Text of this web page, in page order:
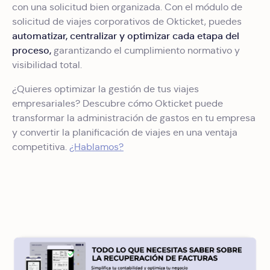
web, quienes pueden combinarla con otra información
que les haya proporcionado o que hayan recopilado a
partir del uso que haya hecho de sus servicios.
con una solicitud bien organizada. Con el módulo de
solicitud de viajes corporativos de Okticket, puedes
automatizar, centralizar y optimizar cada etapa del
proceso, garantizando el cumplimiento normativo y
visibilidad total.
¿Quieres optimizar la gestión de tus viajes
empresariales? Descubre cómo Okticket puede
transformar la administración de gastos en tu empresa
y convertir la planificación de viajes en una ventaja
competitiva. ¿Hablamos?